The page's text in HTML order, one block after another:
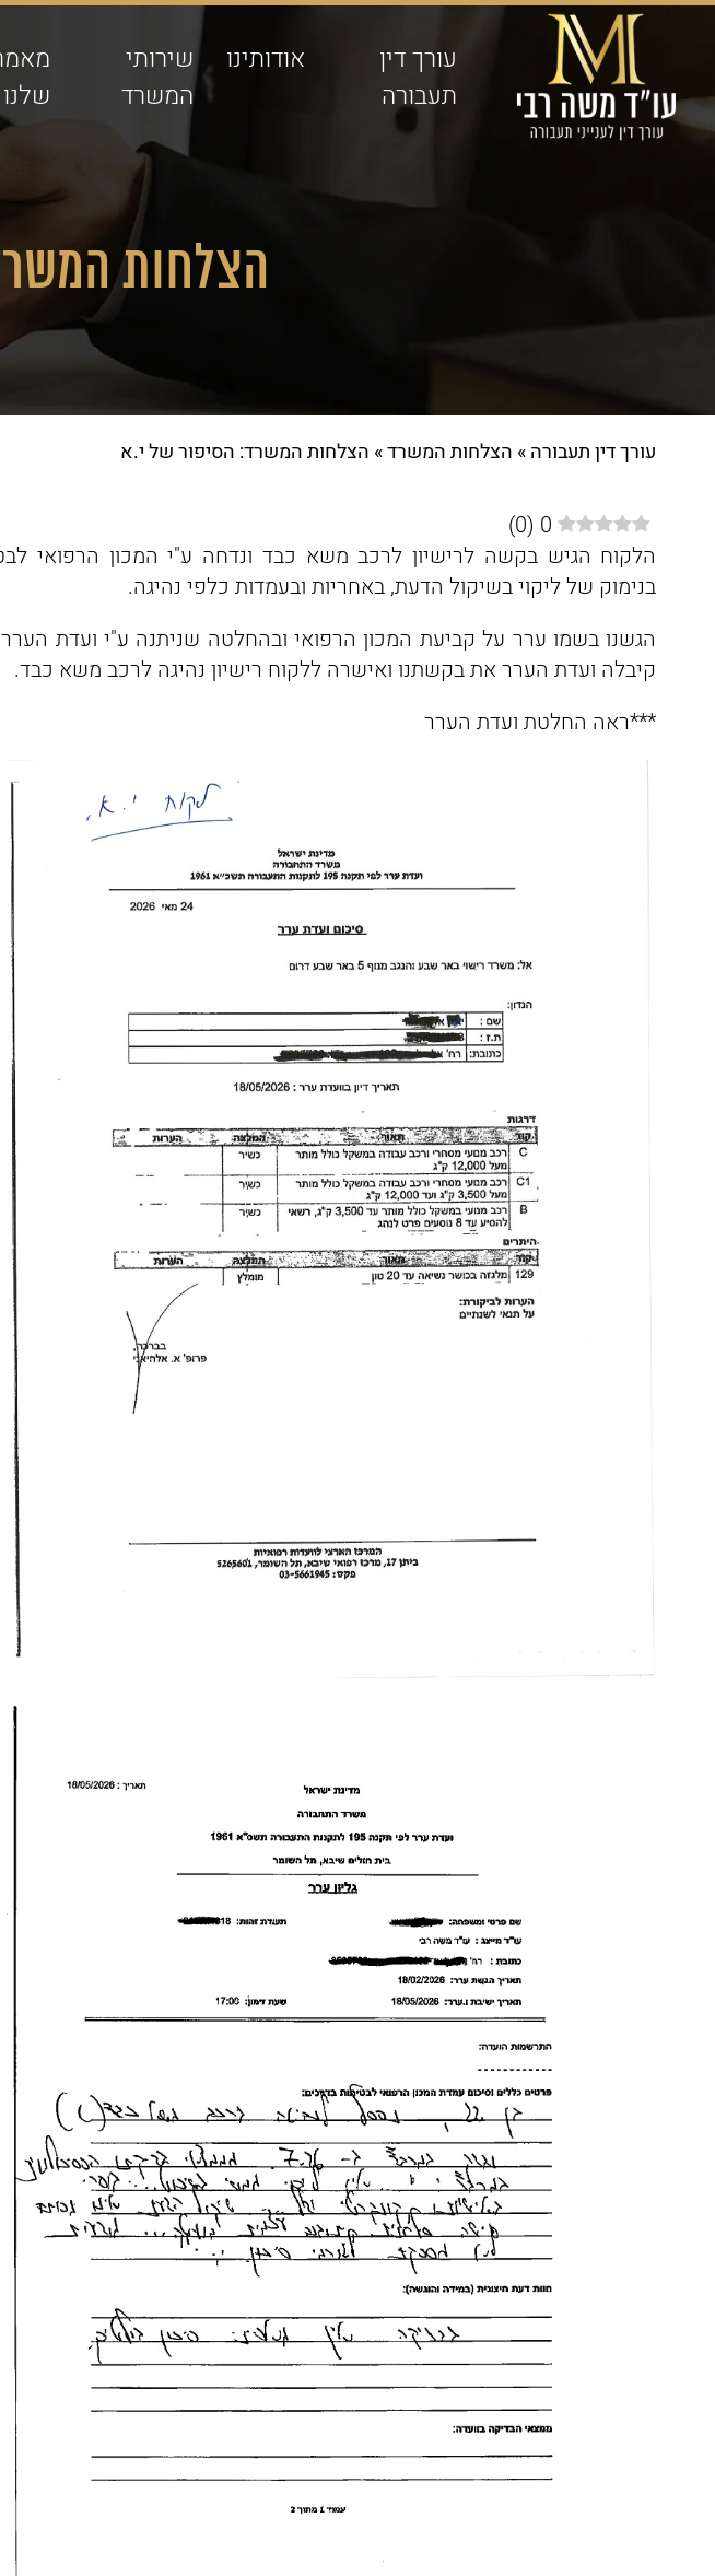
עורך דין
תעבורה
אודותינו
שירותי
המשרד
שלנו
הצלחות
עורך דין תעבורה» הצלחות המשרד» הצלחות המשרד: הסיפור של י.א
0
(
0
)
הלקוח הגיש בקשה לרישיון לרכב משא כבד ונדחה ע"י המכון הרפואי
בנימוק של ליקוי בשיקול הדעת, באחריות ובעמדות כלפי נהיגה.
קיבלה ועדת הערר את בקשתנו ואישרה ללקוח רישיון נהיגה לרכב משא כבד.
***ראה החלטת ועדת הערר